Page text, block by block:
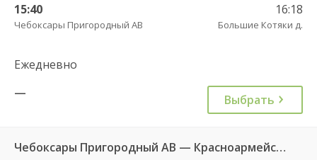
15:40
Чебоксары Пригородный АВ
16:18
Большие Котяки д.
Ежедневно
—
Выбрать
Чебоксары Пригородный АВ — Красноармейское с. ДКП 121